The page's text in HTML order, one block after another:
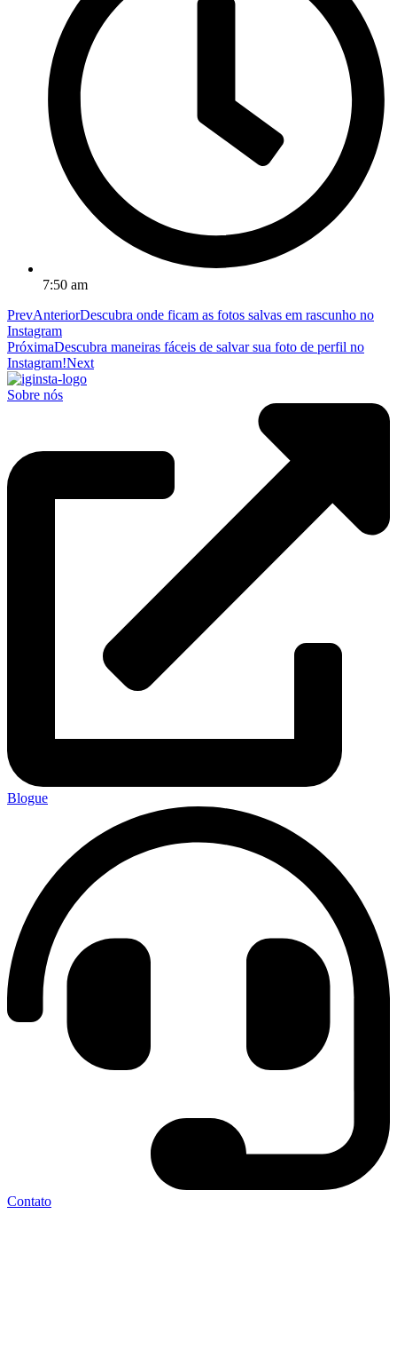
7:50 am
PrevAnteriorDescubra onde ficam as fotos salvas em rascunho no
Instagram
PróximaDescubra maneiras fáceis de salvar sua foto de perfil no
Instagram!Next
Sobre nós
Blogue
Contato